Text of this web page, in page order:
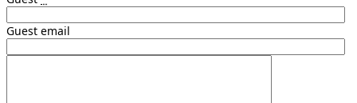
Guest email